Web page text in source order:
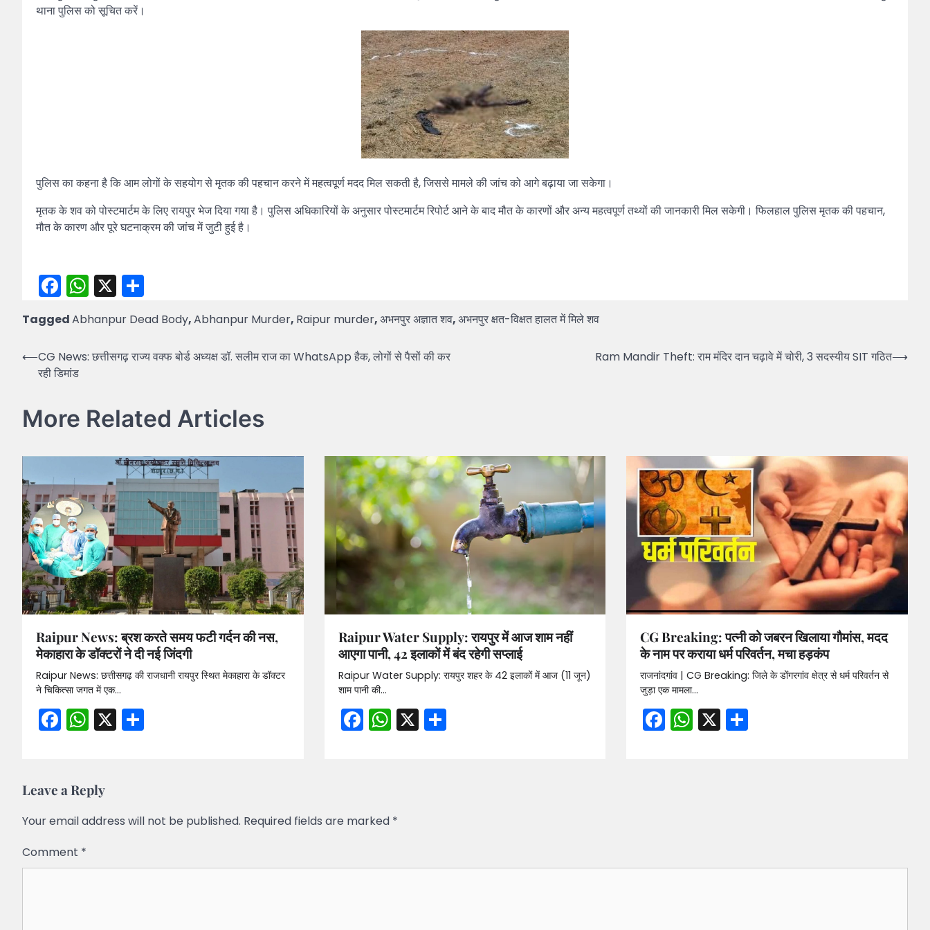
थाना पुलिस को सूचित करें।
पुलिस का कहना है कि आम लोगों के सहयोग से मृतक की पहचान करने में महत्वपूर्ण मदद मिल सकती है, जिससे मामले की जांच को आगे बढ़ाया जा सकेगा।
मृतक के शव को पोस्टमार्टम के लिए रायपुर भेज दिया गया है। पुलिस अधिकारियों के अनुसार पोस्टमार्टम रिपोर्ट आने के बाद मौत के कारणों और अन्य महत्वपूर्ण तथ्यों की जानकारी मिल सकेगी। फिलहाल पुलिस मृतक की पहचान,
मौत के कारण और पूरे घटनाक्रम की जांच में जुटी हुई है।
Facebook
WhatsApp
X
TaggedAbhanpur Dead Body,Abhanpur Murder, Raipur murder,अभनपुर अज्ञात शव,अभनपुर क्षत-विक्षत हालत में मिले शव
Post
navigation
⟵CG News: छत्तीसगढ़ राज्य वक्फ बोर्ड अध्यक्ष डॉ. सलीम राज का WhatsApp हैक, लोगों से पैसों की कर
रही डिमांड
Ram Mandir Theft: राम मंदिर दान चढ़ावे में चोरी, 3 सदस्यीय SIT गठित⟶
More Related Articles
Raipur News: ब्रश करते समय फटी गर्दन की नस,
मेकाहारा के डॉक्टरों ने दी नई जिंदगी
Raipur News: छत्तीसगढ़ की राजधानी रायपुर स्थित मेकाहारा के डॉक्टर
ने चिकित्सा जगत में एक…
Facebook
WhatsApp
X
Raipur Water Supply: रायपुर में आज शाम नहीं
आएगा पानी, 42 इलाकों में बंद रहेगी सप्लाई
Raipur Water Supply: रायपुर शहर के 42 इलाकों में आज (11 जून)
शाम पानी की…
Facebook
WhatsApp
X Share
CG Breaking: पत्नी को जबरन खिलाया गौमांस, मदद
के नाम पर कराया धर्म परिवर्तन, मचा हड़कंप
राजनांदगांव | CG Breaking: जिले के डोंगरगांव क्षेत्र से धर्म परिवर्तन से
जुड़ा एक मामला…
Facebook
WhatsApp
X
Leave a Reply
Your email address will not be published. Required fields are marked *
Comment *